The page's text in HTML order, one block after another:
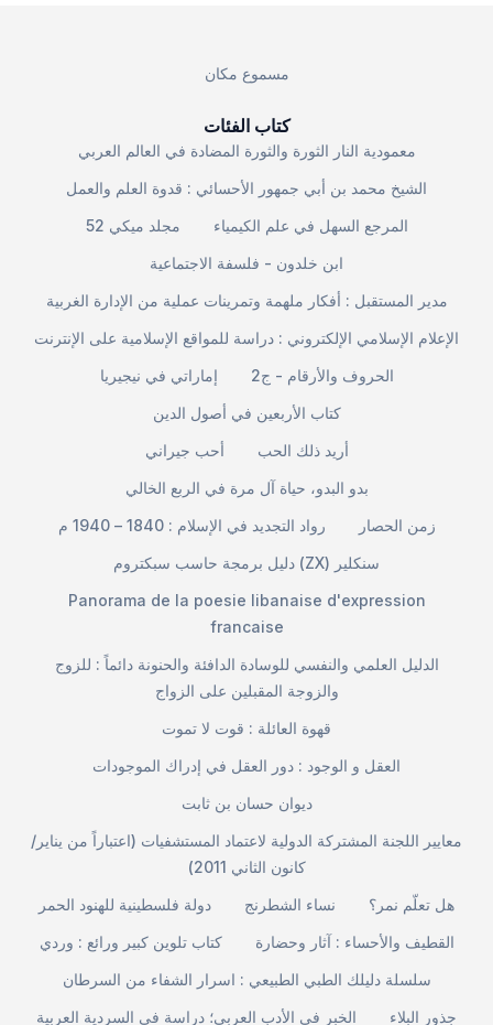
مسموع مكان
كتاب الفئات
معمودية النار الثورة والثورة المضادة في العالم العربي
الشيخ محمد بن أبي جمهور الأحسائي : قدوة العلم والعمل
مجلد ميكي 52
المرجع السهل في علم الكيمياء
ابن خلدون - فلسفة الاجتماعية
مدير المستقبل : أفكار ملهمة وتمرينات عملية من الإدارة الغربية
الإعلام الإسلامي الإلكتروني : دراسة للمواقع الإسلامية على الإنترنت
إماراتي في نيجيريا
الحروف والأرقام - ج2
كتاب الأربعين في أصول الدين
أحب جيراني
أريد ذلك الحب
بدو البدو، حياة آل مرة في الربع الخالي
رواد التجديد في الإسلام : 1840 – 1940 م
زمن الحصار
دليل برمجة حاسب سبكتروم (ZX) سنكلير
Panorama de la poesie libanaise d'expression
francaise
الدليل العلمي والنفسي للوسادة الدافئة والحنونة دائماً : للزوج
والزوجة المقبلين على الزواج
قهوة العائلة : قوت لا تموت
العقل و الوجود : دور العقل في إدراك الموجودات
ديوان حسان بن ثابت
معايير اللجنة المشتركة الدولية لاعتماد المستشفيات (اعتباراً من يناير/
كانون الثاني 2011)
دولة فلسطينية للهنود الحمر
نساء الشطرنج
هل تعلّم نمر؟
كتاب تلوين كبير ورائع : وردي
القطيف والأحساء : آثار وحضارة
سلسلة دليلك الطبي الطبيعي : اسرار الشفاء من السرطان
الخبر في الأدب العربي؛ دراسة في السردية العربية
جذور البلاء